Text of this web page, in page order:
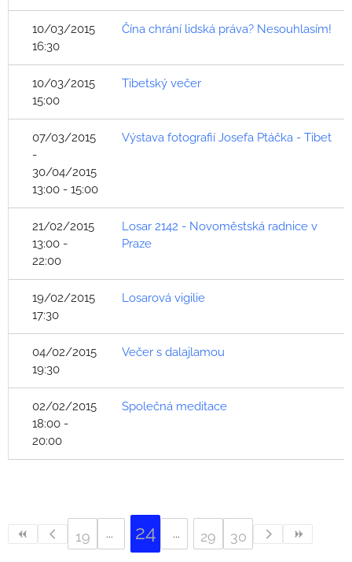
10/03/2015
16:30
Čína chrání lidská práva? Nesouhlasím!
10/03/2015
15:00
Tibetský večer
07/03/2015
-
30/04/2015
13:00 - 15:00
Výstava fotografií Josefa Ptáčka - Tibet
21/02/2015
13:00 -
22:00
Losar 2142 - Novoměstská radnice v
Praze
19/02/2015
17:30
Losarová vigilie
04/02/2015
19:30
Večer s dalajlamou
02/02/2015
18:00 -
20:00
Společná meditace
19 24 29 30